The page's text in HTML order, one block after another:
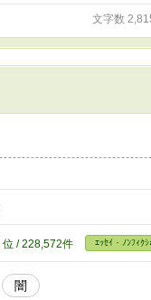
文字数
位 / 228,572件 ｴｯｾｲ・ﾉﾝﾌｨｸｼ
闇